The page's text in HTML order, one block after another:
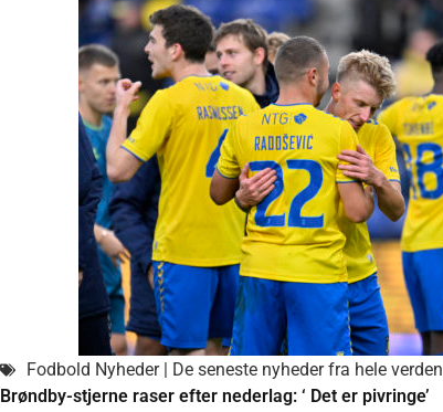
Fodbold Nyheder | De seneste nyheder fra hele verden
Brøndby-stjerne raser efter nederlag: ‘ Det er pivringe’